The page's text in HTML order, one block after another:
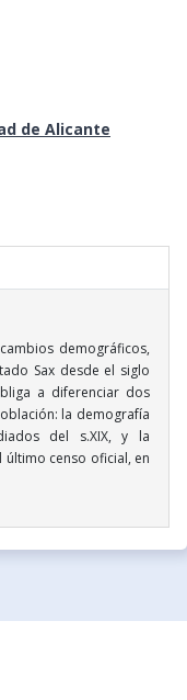
de Alicante
demográficos,
Sax desde el siglo
a diferenciar dos
la demografía
del s.XIX, y la
censo oficial, en